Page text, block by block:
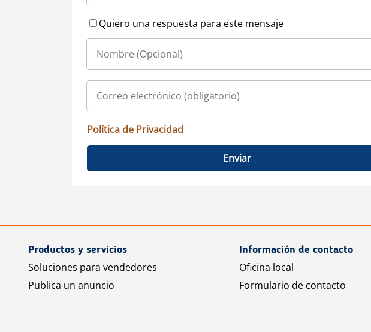
Quiero una respuesta para este mensaje
Política de Privacidad
Enviar
Productos y servicios
Soluciones para vendedores
Publica un anuncio
Información de contacto
Oficina local
Formulario de contacto